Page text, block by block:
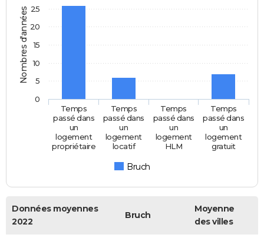
Nombres d'années
Bruch
Temps
passé dans
un
logement
propriétaire
Temps
passé dans
un
logement
locatif
Temps
passé dans
un
logement
HLM
Temps
passé dans
un
logement
gratuit
0
5
10
15
20
25
Données moyennes
2022
Bruch
Moyenne
des villes